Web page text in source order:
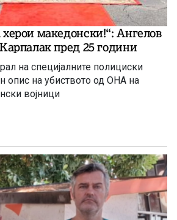
херои македонски!“: Ангелов
пред 25 години
на специјалните полициски
опис на убиството од ОНА на
војници